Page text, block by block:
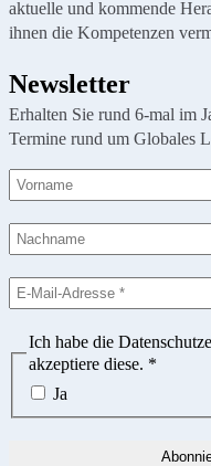
aktuelle und kommende
ihnen die Kompetenzen
Newsletter
Erhalten Sie rund 6-mal im
Termine rund um Globales
Ich habe die
akzeptiere diese. *
Ja